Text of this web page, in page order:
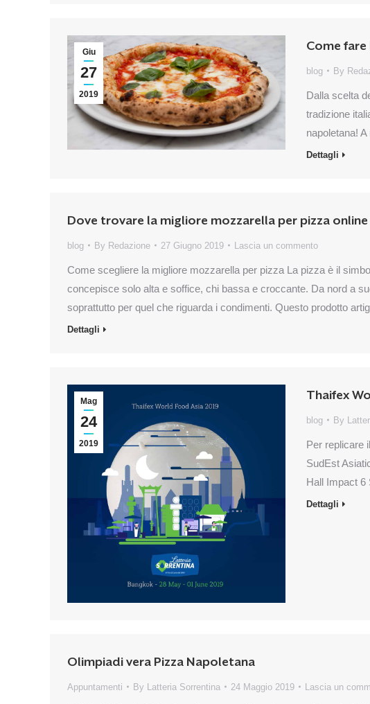
Giu
27
2019
Come
blog By
Dalla scelta
tradizione
napoletana!
Dettagli
Dove trovare la migliore mozzarella per pizza online
blog By Redazione 27 Giugno 2019 Lascia un commento
Come scegliere la migliore mozzarella per pizza La pizza è il
concepisce solo alta e soffice, chi bassa e croccante. Da nord a
soprattutto per quel che riguarda i condimenti. Questo prodotto
Dettagli
Mag
24
2019
Thaifex
blog By
Per replicare
SudEst
Hall Impact 6
Dettagli
Olimpiadi vera Pizza Napoletana
Appuntamenti By Latteria Sorrentina 24 Maggio 2019 Lascia un